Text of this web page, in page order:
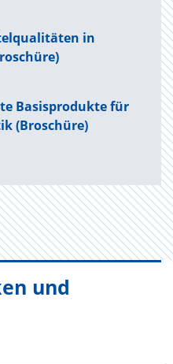
in
Basisprodukte für
(Broschüre)
und